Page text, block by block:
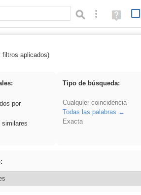
BúsquedaAyuda
(en
venganza
aplicados)
por
similares
Tipo de búsqueda:
Cualquier coincidencia
Todas las palabras
Exacta